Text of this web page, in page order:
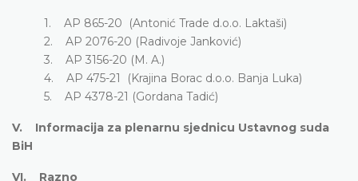
1. AP 865-20 (Antonić Trade d.o.o. Laktaši)
2. AP 2076-20 (Radivoje Janković)
3. AP 3156-20 (M. A.)
4. AP 475-21 (Krajina Borac d.o.o. Banja Luka)
5. AP 4378-21 (Gordana Tadić)
V. Informacija za plenarnu sjednicu Ustavnog suda
BiH
VI. Razno